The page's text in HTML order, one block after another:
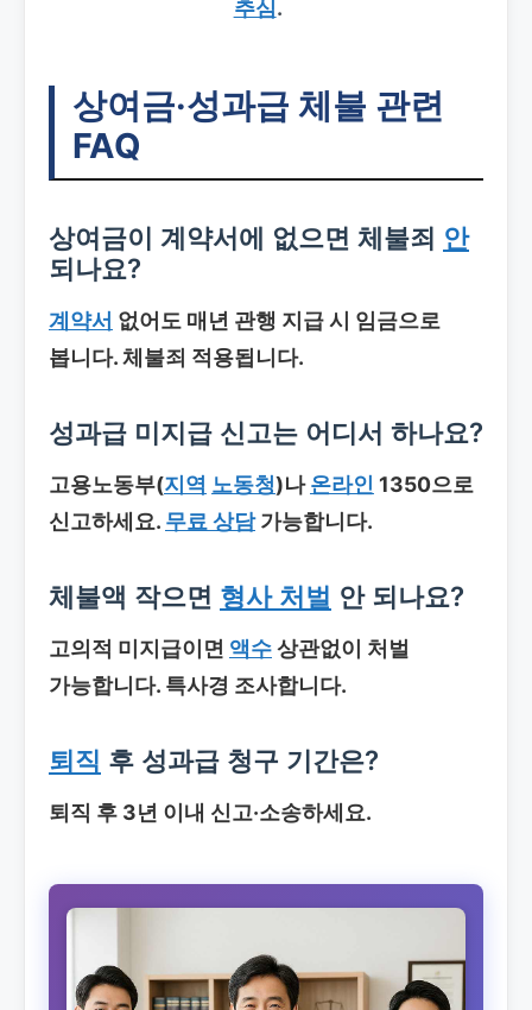
추심 .
상여금·성과급 체불 관련
FAQ
상여금이 계약서에 없으면 체불죄 안
되나요?
계약서 없어도 매년 관행 지급 시 임금으로
봅니다. 체불죄 적용됩니다.
성과급 미지급 신고는 어디서 하나요?
고용노동부(지역 노동청)나온라인 1350으로
신고하세요. 무료 상담가능합니다.
체불액 작으면 형사 처벌 안 되나요?
고의적 미지급이면 액수상관없이 처벌
가능합니다. 특사경 조사합니다.
퇴직 후 성과급 청구 기간은?
퇴직 후 3년 이내 신고·소송하세요.